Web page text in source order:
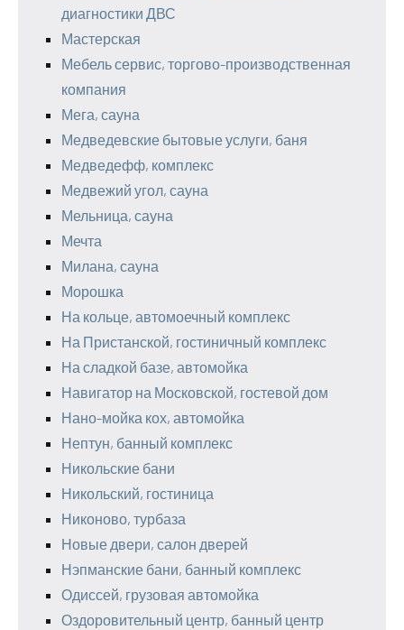
диагностики ДВС
Мастерская
Мебель сервис, торгово-производственная
компания
Мега, сауна
Медведевские бытовые услуги, баня
Медведефф, комплекс
Медвежий угол, сауна
Мельница, сауна
Мечта
Милана, сауна
Морошка
На кольце, автомоечный комплекс
На Пристанской, гостиничный комплекс
На сладкой базе, автомойка
Навигатор на Московской, гостевой дом
Нано-мойка кох, автомойка
Нептун, банный комплекс
Никольские бани
Никольский, гостиница
Никоново, турбаза
Новые двери, салон дверей
Нэпманские бани, банный комплекс
Одиссей, грузовая автомойка
Оздоровительный центр, банный центр